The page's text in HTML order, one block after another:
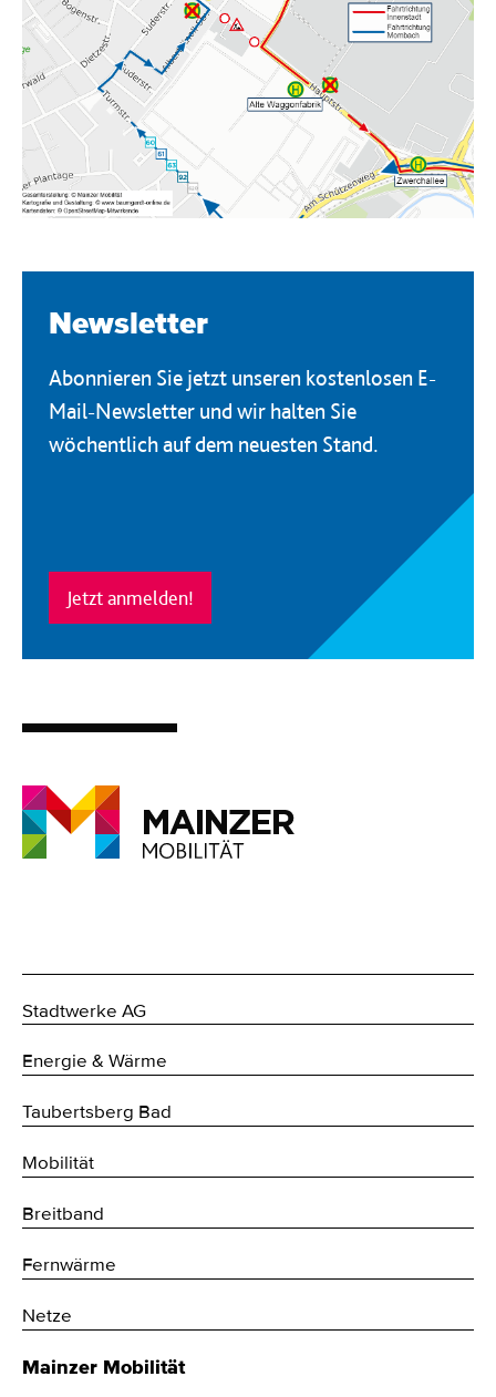
Newsletter
Abonnieren Sie jetzt unseren kostenlosen E-
Mail-Newsletter und wir halten Sie
wöchentlich auf dem neuesten Stand.
Jetzt anmelden!
Stadtwerke AG
Energie & Wärme
Taubertsberg Bad
Mobilität
Breitband
Fernwärme
Netze
Mainzer Mobilität